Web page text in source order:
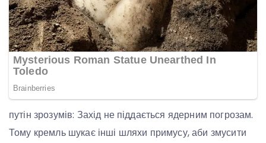
путін зрозумів: Захід не піддається ядерним погрозам.
Тому кремль шукає інші шляхи примусу, аби змусити